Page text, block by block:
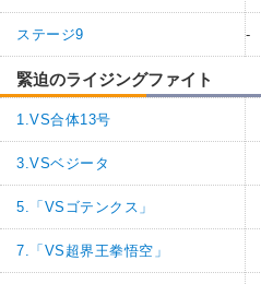
ステージ9 -
緊迫のライジングファイト
1.VS合体13号
3.VSベジータ
5.「VSゴテンクス」
7.「VS超界王拳悟空」